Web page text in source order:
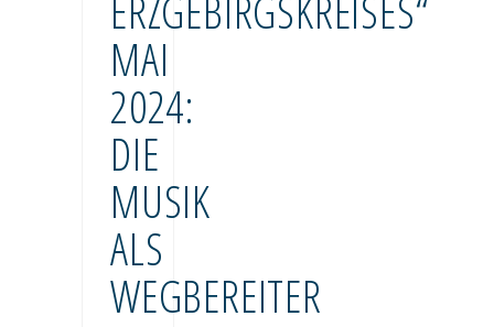
MAI
2024:
DIE
MUSIK
ALS
WEGBEREITER